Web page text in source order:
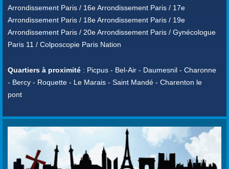
Arrondissement Paris / 16e Arrondissement Paris / 17e
Arrondissement Paris / 18e Arrondissement Paris / 19e
Arrondissement Paris / 20e Arrondissement Paris / Gynécologue
Paris 11 / Colposcopie Paris Nation
Quartiers à proximité : Picpus - Bel-Air - Daumesnil - Charonne
- Bercy - Roquette - Le Marais - Saint Mandé - Charenton le
pont